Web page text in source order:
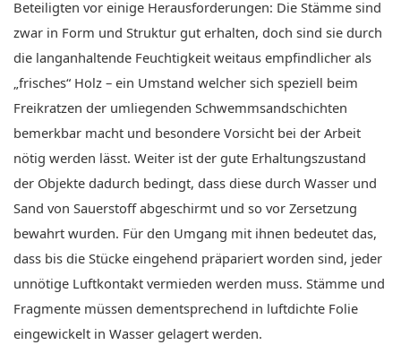
Beteiligten vor einige Herausforderungen: Die Stämme sind
zwar in Form und Struktur gut erhalten, doch sind sie durch
die langanhaltende Feuchtigkeit weitaus empfindlicher als
„frisches“ Holz – ein Umstand welcher sich speziell beim
Freikratzen der umliegenden Schwemmsandschichten
bemerkbar macht und besondere Vorsicht bei der Arbeit
nötig werden lässt. Weiter ist der gute Erhaltungszustand
der Objekte dadurch bedingt, dass diese durch Wasser und
Sand von Sauerstoff abgeschirmt und so vor Zersetzung
bewahrt wurden. Für den Umgang mit ihnen bedeutet das,
dass bis die Stücke eingehend präpariert worden sind, jeder
unnötige Luftkontakt vermieden werden muss. Stämme und
Fragmente müssen dementsprechend in luftdichte Folie
eingewickelt in Wasser gelagert werden.